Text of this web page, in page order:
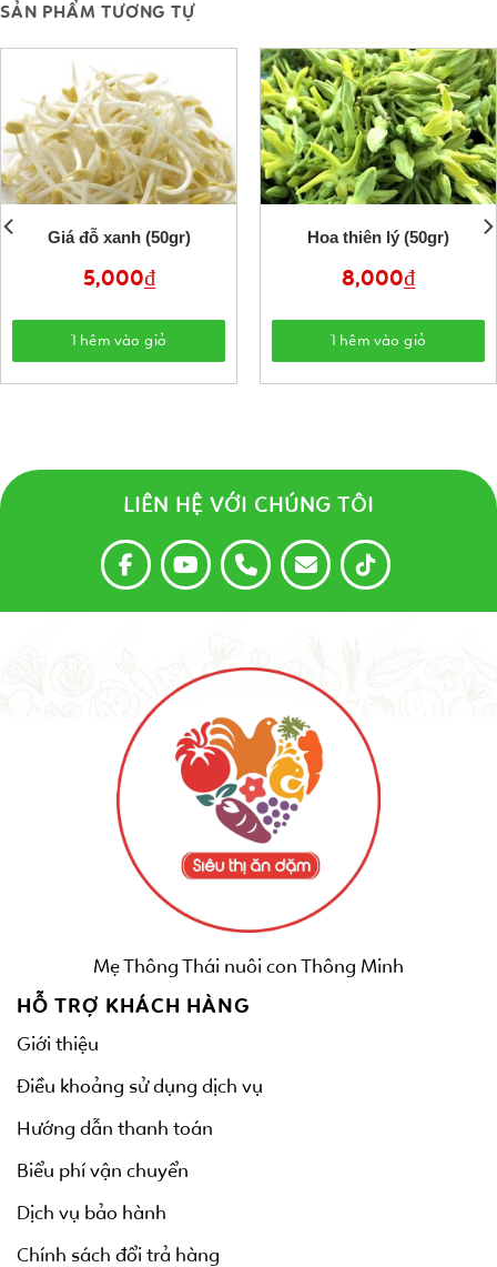
SẢN PHẨM TƯƠNG TỰ
Giá đỗ xanh (50gr)
5,000₫
Thêm vào giỏ
Hoa thiên lý (50gr)
8,000₫
Thêm vào giỏ
LIÊN HỆ VỚI CHÚNG TÔI
Mẹ Thông Thái nuôi con Thông Minh
HỖ TRỢ KHÁCH HÀNG
Giới thiệu
Điều khoảng sử dụng dịch vụ
Hướng dẫn thanh toán
Biểu phí vận chuyển
Dịch vụ bảo hành
Chính sách đổi trả hàng